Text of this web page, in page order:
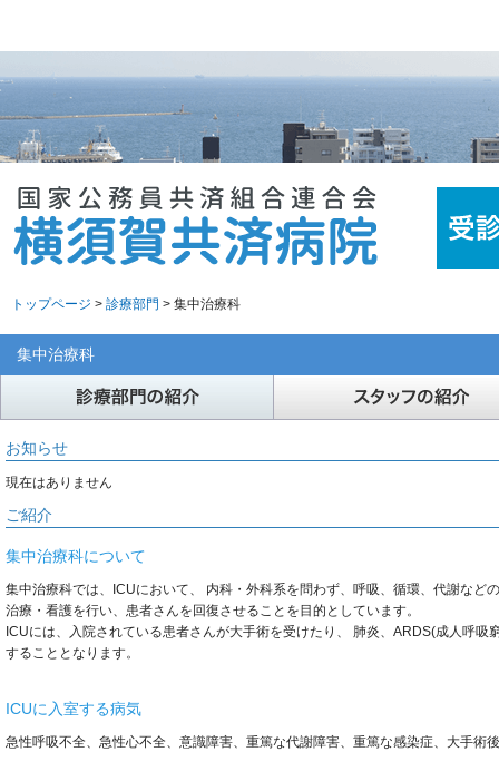
トップページ > 診療部門 > 集中治療科
集中治療科
お知らせ
現在はありません
ご紹介
集中治療科について
集中治療科では、ICUにおいて、 内科・外科系を問わず、呼吸、循環、代謝など
治療・看護を行い、患者さんを回復させることを目的としています。
ICUには、入院されている患者さんが大手術を受けたり、 肺炎、ARDS(成人呼
することとなります。
ICUに入室する病気
急性呼吸不全、急性心不全、意識障害、重篤な代謝障害、重篤な感染症、大手術